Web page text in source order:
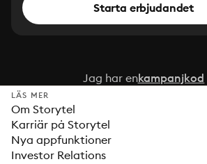
Starta erbjudandet
Jag har enkampanjkod
LÄS MER
Om Storytel
Karriär på Storytel
Nya appfunktioner
Investor Relations